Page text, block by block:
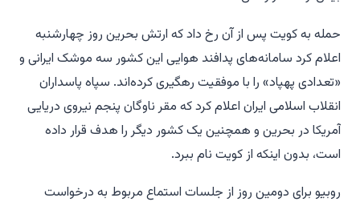
حمله به کویت پس از آن رخ داد که ارتش بحرین روز چهارشنبه
اعلام کرد سامانه‌های پدافند هوایی این کشور سه موشک ایرانی و
«تعدادی پهپاد» را با موفقیت رهگیری کرده‌اند. سپاه پاسداران
انقلاب اسلامی ایران اعلام کرد که مقر ناوگان پنجم نیروی دریایی
آمریکا در بحرین و همچنین یک کشور دیگر را هدف قرار داده
است، بدون اینکه از کویت نام ببرد.
روبیو برای دومین روز از جلسات استماع مربوط به درخواست